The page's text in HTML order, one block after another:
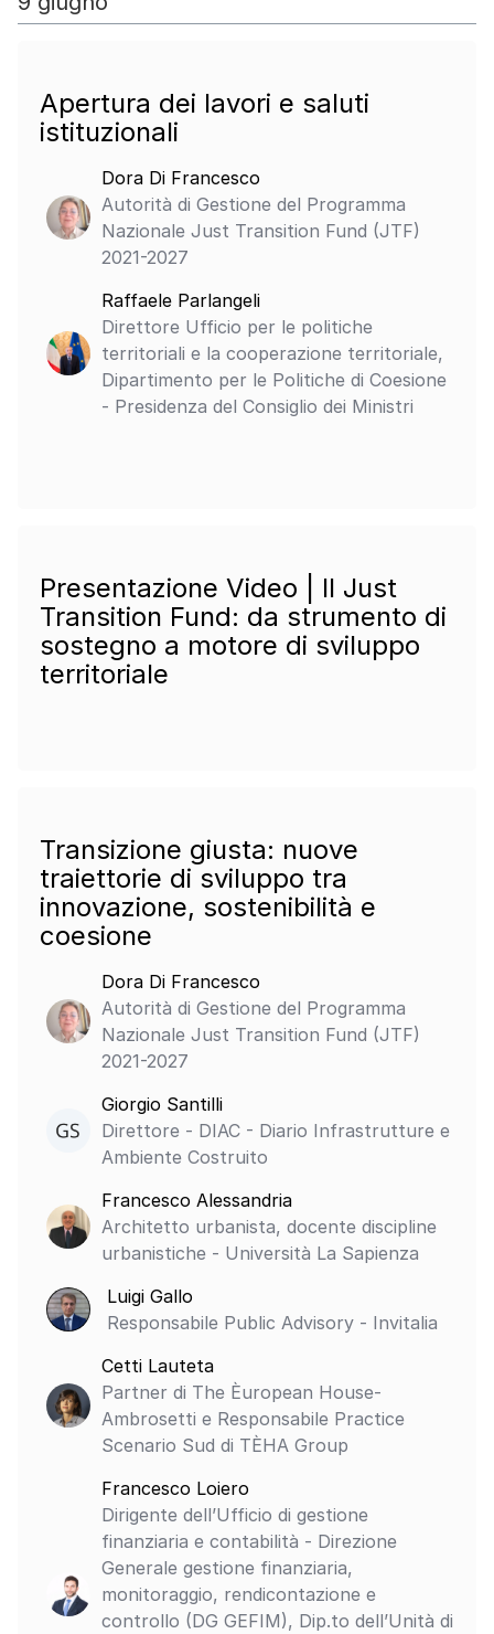
Apertura dei lavori e saluti
istituzionali
Dora Di Francesco
Autorità di Gestione del Programma
Nazionale Just Transition Fund (JTF)
2021-2027
Raffaele Parlangeli
Direttore Ufficio per le politiche
territoriali e la cooperazione territoriale,
Dipartimento per le Politiche di Coesione
- Presidenza del Consiglio dei Ministri
Presentazione Video | Il Just
Transition Fund: da strumento di
sostegno a motore di sviluppo
territoriale
Transizione giusta: nuove
traiettorie di sviluppo tra
innovazione, sostenibilità e
coesione
Dora Di Francesco
Autorità di Gestione del Programma
Nazionale Just Transition Fund (JTF)
2021-2027
Giorgio Santilli
Direttore - DIAC - Diario Infrastrutture e
Ambiente Costruito
Francesco Alessandria
Architetto urbanista, docente discipline
urbanistiche - Università La Sapienza
Luigi Gallo
Responsabile Public Advisory - Invitalia
Cetti Lauteta
Partner di The Èuropean House-
Ambrosetti e Responsabile Practice
Scenario Sud di TÈHA Group
Francesco Loiero
Dirigente dell’Ufficio di gestione
finanziaria e contabilità - Direzione
Generale gestione finanziaria,
monitoraggio, rendicontazione e
controllo (DG GEFIM), Dip.to dell’Unità di